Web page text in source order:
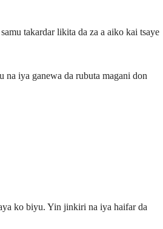
takardar likita da za a aiko kai tsaye
na iya ganewa da rubuta magani don
ko biyu. Yin jinkiri na iya haifar da